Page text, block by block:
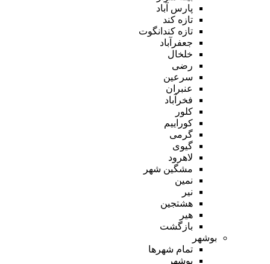
پارس آباد
تازه کند
تازه کندانگوت
جعفرآباد
خلخال
رضی
سرعین
عنبران
فخرآباد
کلور
کوراییم
گرمی
گیوی
لاهرود
مشگین شهر
نمین
نیر
هشتجین
هیر
بازگشت
بوشهر
تمام شهر‌ها
بوشهر